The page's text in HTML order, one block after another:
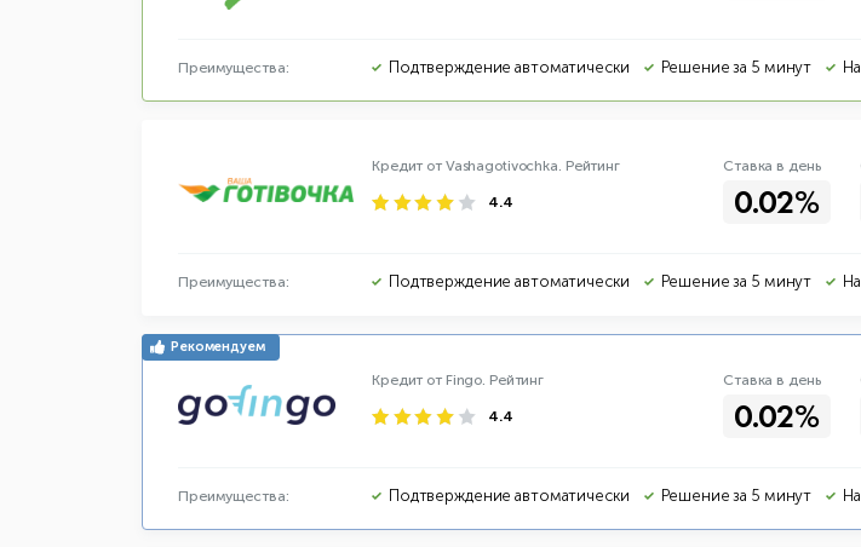
Преимущества: Подтверждение автоматически Решение за 5 минут
Кредит от Vashagotivochka. Рейтинг
4.4
Ставка в день
0.02%
Преимущества: Подтверждение автоматически Решение за 5 минут
Кредит от Fingo. Рейтинг
4.4
Ставка в день
0.02%
Преимущества: Подтверждение автоматически Решение за 5 минут